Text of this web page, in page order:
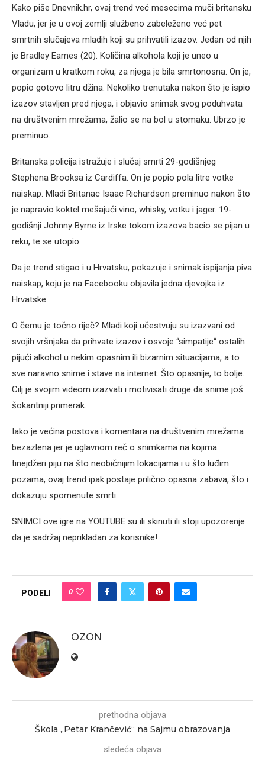
Kako piše Dnevnik.hr, ovaj trend već mesecima muči britansku
Vladu, jer je u ovoj zemlji službeno zabeleženo već pet
smrtnih slučajeva mladih koji su prihvatili izazov. Jedan od njih
je Bradley Eames (20). Količina alkohola koji je uneo u
organizam u kratkom roku, za njega je bila smrtonosna. On je,
popio gotovo litru džina. Nekoliko trenutaka nakon što je ispio
izazov stavljen pred njega, i objavio snimak svog poduhvata
na društvenim mrežama, žalio se na bol u stomaku. Ubrzo je
preminuo.
Britanska policija istražuje i slučaj smrti 29-godišnjeg
Stephena Brooksa iz Cardiffa. On je popio pola litre votke
naiskap. Mladi Britanac Isaac Richardson preminuo nakon što
je napravio koktel mešajući vino, whisky, votku i jager. 19-
godišnji Johnny Byrne iz Irske tokom izazova bacio se pijan u
reku, te se utopio.
Da je trend stigao i u Hrvatsku, pokazuje i snimak ispijanja piva
naiskap, koju je na Facebooku objavila jedna djevojka iz
Hrvatske.
O čemu je točno riječ? Mladi koji učestvuju su izazvani od
svojih vršnjaka da prihvate izazov i osvoje “simpatije“ ostalih
pijući alkohol u nekim opasnim ili bizarnim situacijama, a to
sve naravno snime i stave na internet. Što opasnije, to bolje.
Cilj je svojim videom izazvati i motivisati druge da snime još
šokantniji primerak.
Iako je većina postova i komentara na društvenim mrežama
bezazlena jer je uglavnom reč o snimkama na kojima
tinejdžeri piju na što neobičnijim lokacijama i u što luđim
pozama, ovaj trend ipak postaje prilično opasna zabava, što i
dokazuju spomenute smrti.
SNIMCI ove igre na YOUTUBE su ili skinuti ili stoji upozorenje
da je sadržaj neprikladan za korisnike!
PODELI 0
OZON
prethodna objava
Škola „Petar Krančević“ na Sajmu obrazovanja
sledeća objava